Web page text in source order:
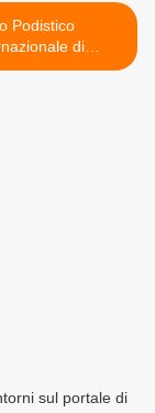
Podistico
di
(88^ ed.).
sul portale di